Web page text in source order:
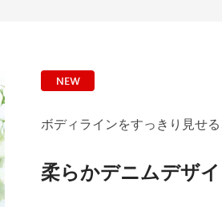
ボディラインをすっきり見せ
柔らかデニムデザ